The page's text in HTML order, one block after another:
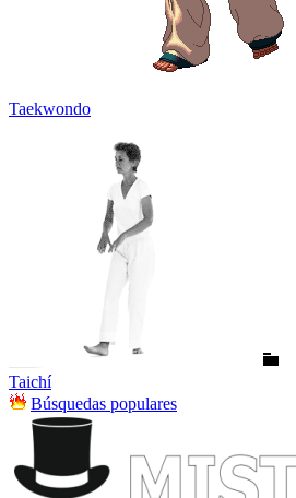
Taekwondo
Taichí
Búsquedas populares